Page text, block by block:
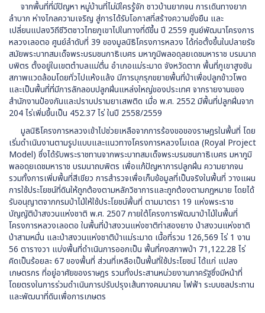
จากพื้นที่ที่มีปัญหา หมู่บ้านที่ไม่มีใครรู้จัก ชาวบ้านยากจน การเดินทางยาก
ลำบาก ห่างไกลความเจริญ สู่การได้รับโอกาสที่สร้างความยั่งยืน และ
เปลี่ยนแปลงวิถีชีวิตชาวไทยภูเขาไปในทางที่ดีขึ้น ปี 2559 ศูนย์พัฒนาโครงการ
หลวงเลอตอ ศูนย์ลำดับที่ 39 ของมูลนิธิโครงการหลวง ได้ก่อตั้งขึ้นในปลายรัช
สมัยพระบาทสมเด็จพระบรมชนกาธิเบศร มหาภูมิพลอดุลยเดชมหาราช บรมนาถ
บพิตร ตั้งอยู่ในเขตตำบลแม่ตื่น อำเภอแม่ระมาด จังหวัดตาก พื้นที่ภูเขาสูงชัน
สภาพแวดล้อมโดยทั่วไปแห้งแล้ง มีการบุกรุกขยายพื้นที่ป่าเพื่อปลูกข้าวโพด
และเป็นพื้นที่ที่มีการลักลอบปลูกฝิ่นแหล่งใหญ่ของประเทศ จากรายงานของ
สำนักงานป้องกันและปราบปรามยาเสพติด เมื่อ พ.ศ. 2552 มีพื้นที่ปลูกฝิ่นจาก
204 ไร่เพิ่มขึ้นเป็น 452.37 ไร่ ในปี 2558/2559
มูลนิธิโครงการหลวงเข้าไปช่วยเหลือจากการร้องขอของราษฎรในพื้นที่ โดย
เริ่มดำเนินงานตามรูปแบบและแนวทางโครงการหลวงโมเดล (Royal Project
Model) ซึ่งได้รับพระราชทานจากพระบาทสมเด็จพระบรมชนกาธิเบศร มหาภูมิ
พลอดุยเดชมหาราช บรมนาถบพิตร เพื่อแก้ปัญหาการปลูกฝิ่น ความยากจน
รวมทั้งการเพิ่มพื้นที่สีเขียว การสำรวจเพื่อเก็บข้อมูลที่เป็นจริงในพื้นที่ วางแผน
การใช้ประโยชน์ที่ดินให้ถูกต้องตามหลักวิชาการและถูกต้องตามกฎหมาย โดยได้
รับอนุญาตจากกรมป่าไม้ให้ใช้ประโยชน์พื้นที่ ตามมาตรา 19 แห่งพระราช
บัญญัติป่าสงวนแห่งชาติ พ.ศ. 2507 ภายใต้โครงการพัฒนาป่าไม้ในพื้นที่
โครงการหลวงเลอตอ ในพื้นที่ป่าสงวนแห่งชาติท่าสองยาง ป่าสงวนแห่งชาติ
ป่าสามหมื่น และป่าสงวนแห่งชาติป่าแม่ระมาด เนื้อที่รวม 126,569 ไร่ 1 งาน
56 ตารางวา แบ่งพื้นที่ดำเนินการออกเป็น พื้นที่คงสภาพป่า 71,122.28 ไร่
คิดเป็นร้อยละ 67 ของพื้นที่ ส่วนที่เหลือเป็นพื้นที่ใช้ประโยชน์ ได้แก่ แปลง
เกษตรกร ที่อยู่อาศัยของราษฎร รวมทั้งประสานหน่วยงานภาครัฐซึ่งมีหน้าที่
โดยตรงในการร่วมดำเนินการปรับปรุงเส้นทางคมนาคม ไฟฟ้า ระบบชลประทาน
และพัฒนาที่ดินเพื่อการเกษตร